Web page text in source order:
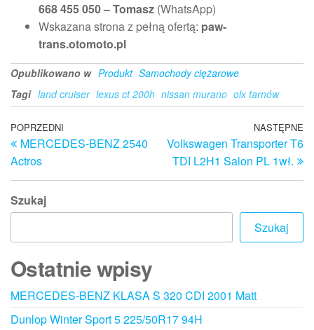
668 455 050 – Tomasz (WhatsApp)
Wskazana strona z pełną ofertą: paw-
trans.otomoto.pl
Opublikowano w Produkt Samochody ciężarowe
Tagi land cruiser lexus ct 200h nissan murano olx tarnów
Nawigacja
wpisu
Poprzedni
wpis
POPRZEDNI
MERCEDES-BENZ 2540
Actros
NASTĘPNE
Volkswagen Transporter T6
TDI L2H1 Salon PL 1wł.
Szukaj
Szukaj
Ostatnie wpisy
MERCEDES-BENZ KLASA S 320 CDI 2001 Matt
Dunlop Winter Sport 5 225/50R17 94H